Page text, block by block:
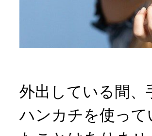
外出している間
ハンカチを使っ